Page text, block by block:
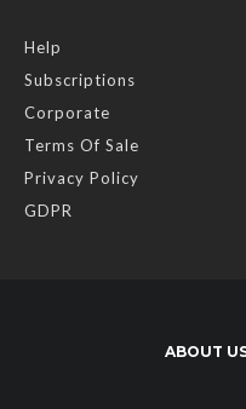
Help
Subscriptions
Corporate
Terms Of Sale
Privacy Policy
GDPR
ABOUT